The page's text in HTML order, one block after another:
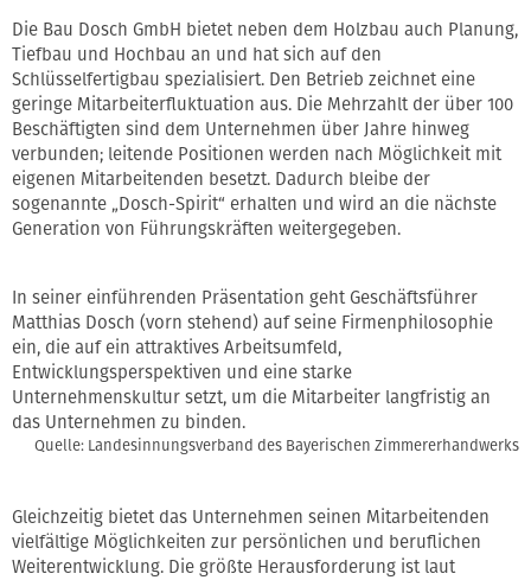
Die Bau Dosch GmbH bietet neben dem Holzbau auch Planung,
Tiefbau und Hochbau an und hat sich auf den
Schlüsselfertigbau spezialisiert. Den Betrieb zeichnet eine
geringe Mitarbeiterfluktuation aus. Die Mehrzahlt der über 100
Beschäftigten sind dem Unternehmen über Jahre hinweg
verbunden; leitende Positionen werden nach Möglichkeit mit
eigenen Mitarbeitenden besetzt. Dadurch bleibe der
sogenannte „Dosch-Spirit“ erhalten und wird an die nächste
Generation von Führungskräften weitergegeben.
In seiner einführenden Präsentation geht Geschäftsführer
Matthias Dosch (vorn stehend) auf seine Firmenphilosophie
ein, die auf ein attraktives Arbeitsumfeld,
Entwicklungsperspektiven und eine starke
Unternehmenskultur setzt, um die Mitarbeiter langfristig an
das Unternehmen zu binden.
Quelle: Landesinnungsverband des Bayerischen Zimmererhandwerks
Gleichzeitig bietet das Unternehmen seinen Mitarbeitenden
vielfältige Möglichkeiten zur persönlichen und beruflichen
Weiterentwicklung. Die größte Herausforderung ist laut